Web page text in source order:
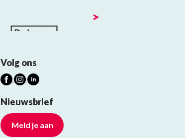
>
Volg ons
Nieuwsbrief
Meld je aan